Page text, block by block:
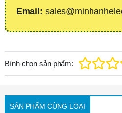
Email:
Bình chọn sản phẩm:
SẢN PHẨM CÙNG LOẠI